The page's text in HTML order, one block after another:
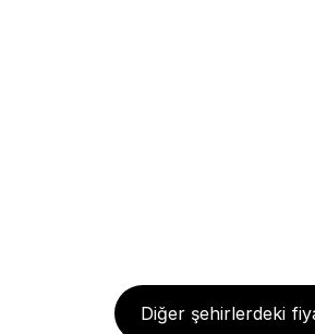
Diğer şehirlerdeki